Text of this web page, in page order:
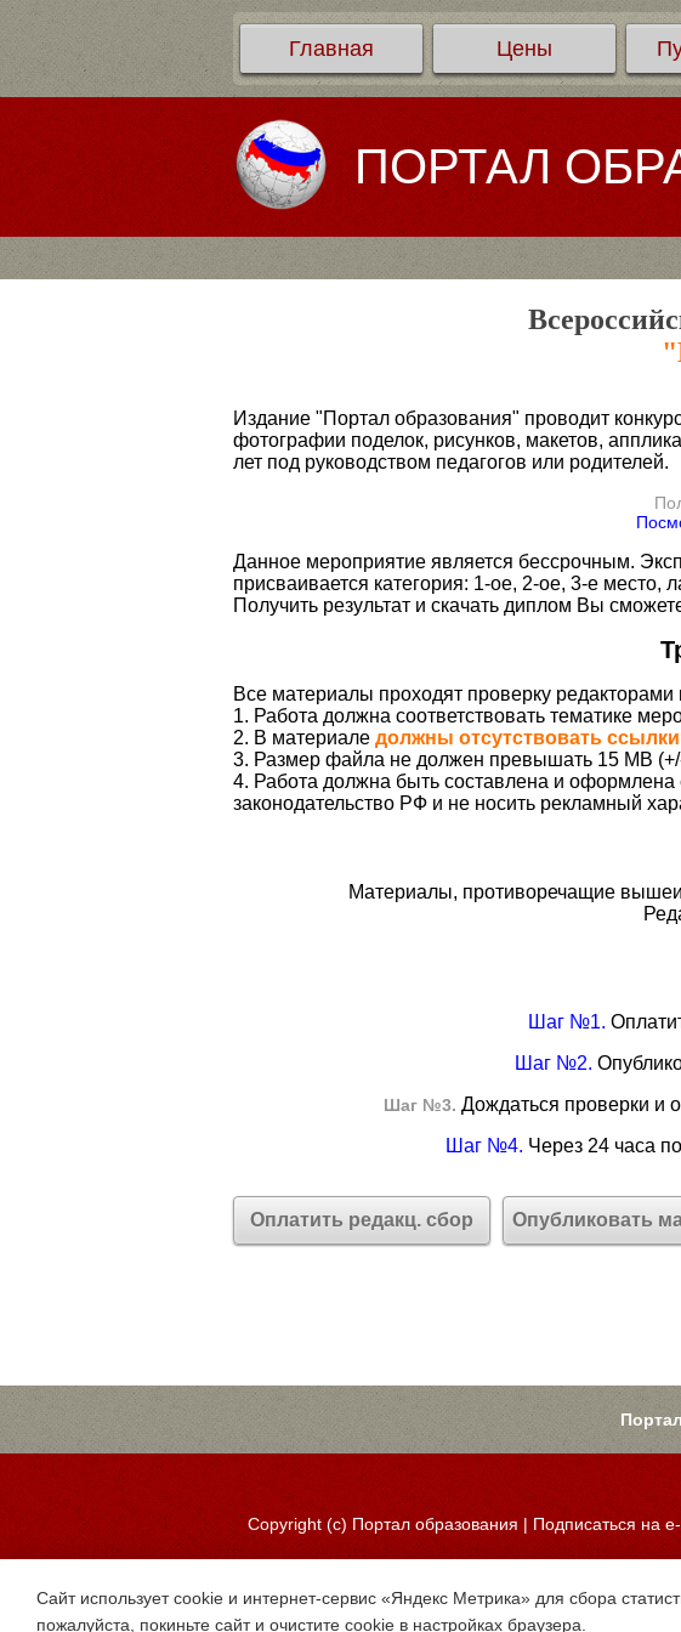
Главная Цены
ПОРТАЛ
Издание "Портал образования" проводит
фотографии поделок, рисунков, макетов,
лет под руководством педагогов или родителей.
Данное мероприятие является бессрочным.
присваивается категория: 1-ое, 2-ое, 3-е место,
Получить результат и скачать диплом Вы
Все материалы проходят проверку
1. Работа должна соответствовать тематике
2. В материале должны отсутствовать ссылки
3. Размер файла не должен превышать 15 MB
4. Работа должна быть составлена и
законодательство РФ и не носить рекламный
Материалы, противоречащие
Шаг №1.
Шаг №2.
Шаг №3. Дождаться проверки и
Шаг №4. Через 24 часа
Оплатить редакц. сбор Опубликовать
Copyright (c) Портал образования | Подписаться на
Сайт использует cookie и интернет-сервис «Яндекс Метрика» для сбора
пожалуйста, покиньте сайт и очистите cookie в настройках браузера.